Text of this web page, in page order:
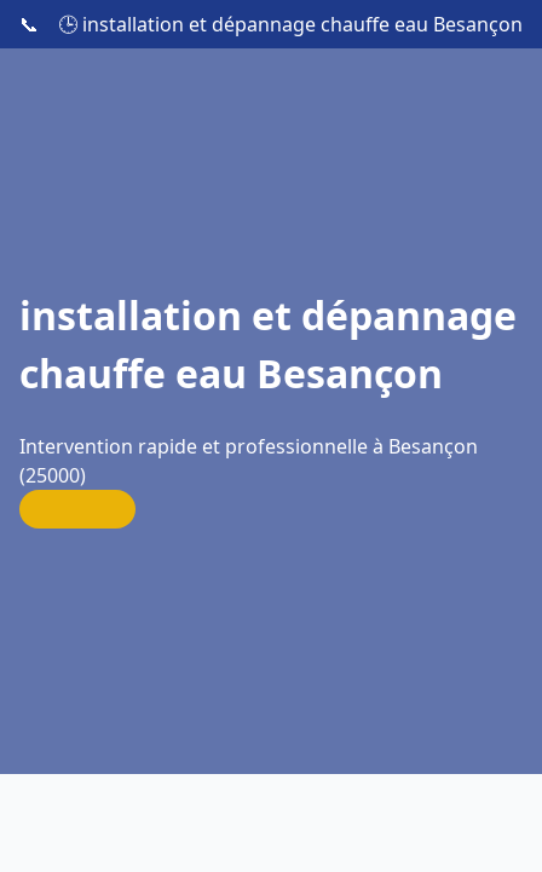
📞 🕒 installation et dépannage chauffe eau Besançon
installation et dépannage
chauffe eau Besançon
Intervention rapide et professionnelle à Besançon
(25000)